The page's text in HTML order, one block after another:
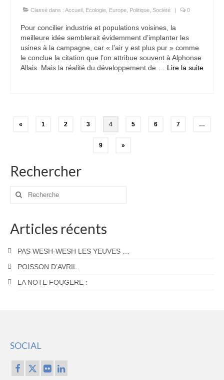
Classé dans : Accueil Ecologie Europe Politique Société | 0
Pour concilier industrie et populations voisines, la
meilleure idée semblerait évidemment d’implanter les
usines à la campagne, car « l’air y est plus pur » comme
le conclue la citation que l’on attribue souvent à Alphonse
Allais. Mais la réalité du développement de … Lire la suite­­
Pagination
publications
« 1 2 3 4 5 6 7 …
9 »
Rechercher
Rechercher
Articles récents
PAS WESH-WESH LES YEUVES …
POISSON D’AVRIL
LA NOTE FOUGERE :
SOCIAL